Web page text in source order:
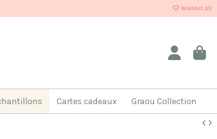
Wishlist (0)
Cartes cadeaux Graou Collection